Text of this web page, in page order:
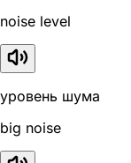
noise level
уровень шума
big noise